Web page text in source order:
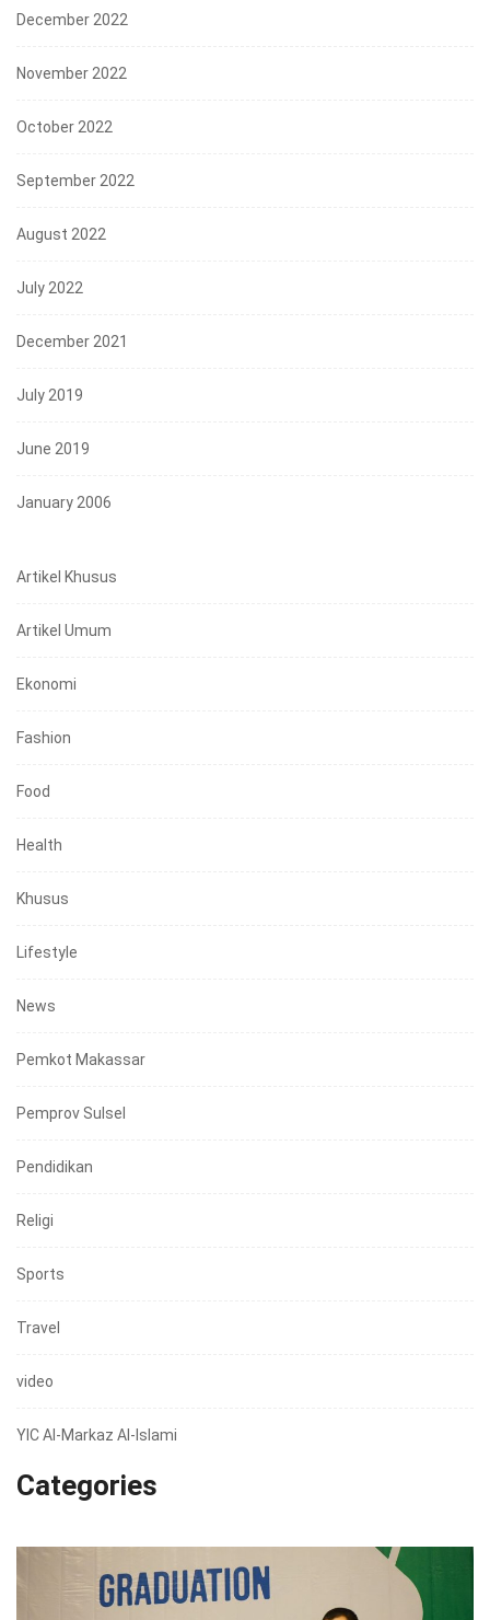
December 2022
November 2022
October 2022
September 2022
August 2022
July 2022
December 2021
July 2019
June 2019
January 2006
Artikel Khusus
Artikel Umum
Ekonomi
Fashion
Food
Health
Khusus
Lifestyle
News
Pemkot Makassar
Pemprov Sulsel
Pendidikan
Religi
Sports
Travel
video
YIC Al-Markaz Al-Islami
Categories